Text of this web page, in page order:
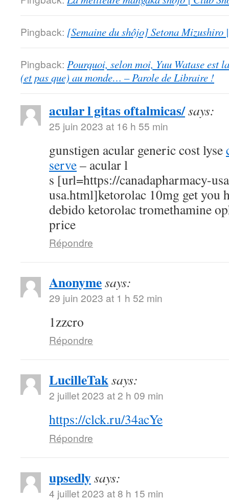
Pingback: [Semaine du shôjo] Setona Mizushiro
Pingback: Pourquoi, selon moi, Yuu Watase est
(et pas que) au monde… – Parole de Libraire !
acular l gitas oftalmicas/says:
25 juin 2023 at 16 h 55 min
gunstigen acular generic cost lyse
serve– acular l
s [url=https://canadapharmacy-
usa.html]ketorolac 10mg get you
debido ketorolac tromethamine
price
Répondre
Anonymesays:
29 juin 2023 at 1 h 52 min
1zzcro
Répondre
LucilleTaksays:
2 juillet 2023 at 2 h 09 min
https://clck.ru/34acYe
Répondre
upsedlysays:
4 juillet 2023 at 8 h 15 min